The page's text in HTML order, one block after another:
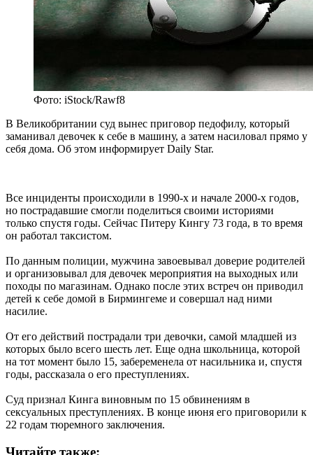
Фото: iStock/Rawf8
В Великобритании суд вынес приговор педофилу, который
заманивал девочек к себе в машину, а затем насиловал прямо у
себя дома. Об этом информирует Daily Star.
Все инциденты происходили в 1990-х и начале 2000-х годов,
но пострадавшие смогли поделиться своими историями
только спустя годы. Сейчас Питеру Кингу 73 года, в то время
он работал таксистом.
По данным полиции, мужчина завоевывал доверие родителей
и организовывал для девочек мероприятия на выходных или
походы по магазинам. Однако после этих встреч он приводил
детей к себе домой в Бирмингеме и совершал над ними
насилие.
От его действий пострадали три девочки, самой младшей из
которых было всего шесть лет. Еще одна школьница, которой
на тот момент было 15, забеременела от насильника и, спустя
годы, рассказала о его преступлениях.
Суд признал Кинга виновным по 15 обвинениям в
сексуальных преступлениях. В конце июня его приговорили к
22 годам тюремного заключения.
Читайте также: